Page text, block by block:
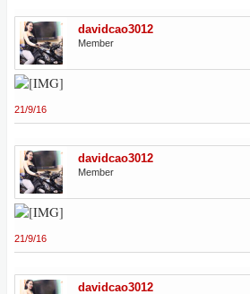
davidcao3012
Member
21/9/16
davidcao3012
Member
21/9/16
davidcao3012